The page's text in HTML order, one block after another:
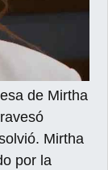
de Mirtha
Mirtha
por la